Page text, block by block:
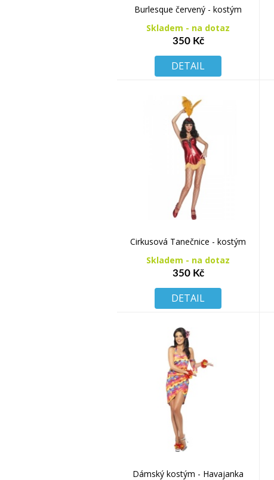
Burlesque červený - kostým
Skladem - na dotaz
350 Kč
DETAIL
Cirkusová Tanečnice - kostým
Skladem - na dotaz
350 Kč
DETAIL
Dámský kostým - Havajanka